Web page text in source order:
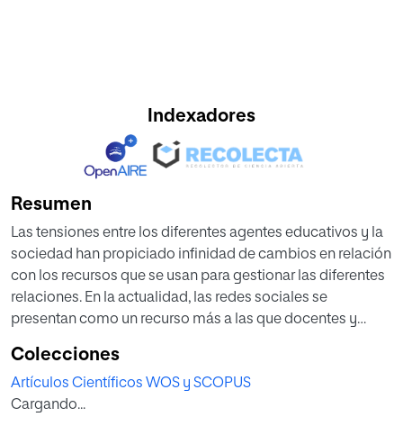
Indexadores
Resumen
Las tensiones entre los diferentes agentes educativos y la
sociedad han propiciado infinidad de cambios en relación
con los recursos que se usan para gestionar las diferentes
relaciones. En la actualidad, las redes sociales se
presentan como un recurso más a las que docentes y
y Gratificaciones se presenta como un enfoque óptimo
para conocer las motivaciones que tienen los usuarios. En
este artículo se realiza un análisis de la literatura científica
Colecciones
Artículos Científicos WOS y SCOPUS
Cargando...